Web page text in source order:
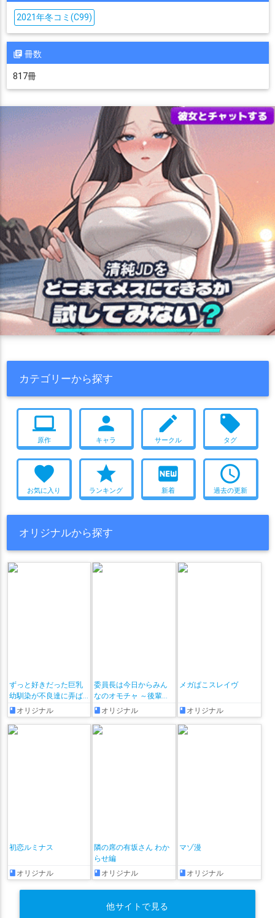
2021年冬コミ(C99)
冊数
817冊
カテゴリーから探す
computer
原作
person
キャラ
create
サークル
local_offer
タグ
favorite
お気に入り
star
ランキング
fiber_new
新着
access_time
過去の更新
オリジナルから探す
ずっと好きだった巨乳
幼馴染が不良達に弄ば
れた七日間 その後
オリジナル
委員長は今日からみん
なのオモチャ ～後輩に
全部晒されちゃう編♡
～ + おまけ漫画♡
オリジナル
メガぱこスレイヴ
オリジナル
初恋ルミナス
オリジナル
隣の席の有坂さん わか
らせ編
オリジナル
マゾ漫
オリジナル
他サイトで見る